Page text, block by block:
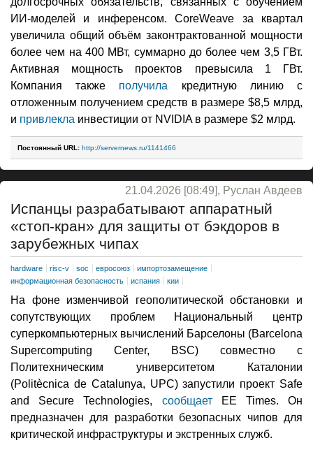
ИИ-моделей и инференсом. CoreWeave за квартал
увеличила общий объём законтрактованной мощности
более чем на 400 МВт, суммарно до более чем 3,5 ГВт.
Активная мощность проектов превысила 1 ГВт.
Компания также получила кредитную линию с
отложенным получением средств в размере $8,5 млрд,
и привлекла инвестиции от NVIDIA в размере $2 млрд.
Постоянный URL: http://servernews.ru/1141466
21.04.2026 [08:49], Руслан Авдеев
Испанцы разрабатывают аппаратный
«стоп-кран» для защиты от бэкдоров в
зарубежных чипах
hardware risc-v soc евросоюз
импортозамещение
информационная безопасность
испания кии
На фоне изменчивой геополитической обстановки и
сопутствующих проблем Национальный центр
суперкомпьютерных вычислений Барселоны (Barcelona
Supercomputing Center, BSC) совместно с
Политехническим университетом Каталонии
(Politècnica de Catalunya, UPC) запустили проект Safe
and Secure Technologies, сообщаетEE Times. Он
предназначен для разработки безопасных чипов для
критической инфраструктуры и экстренных служб.